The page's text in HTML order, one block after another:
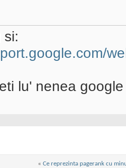
si:
lu' nenea
« Ce reprezinta pagerank cu